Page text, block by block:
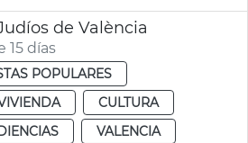
de València
15 días
POPULARES
CULTURA
VALENCIA